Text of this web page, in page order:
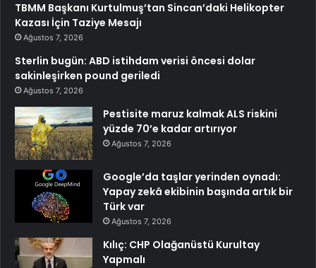
TBMM Başkanı Kurtulmuş’tan Sincan’daki Helikopter
Kazası İçin Taziye Mesajı
Ağustos 7, 2026
Sterlin bugün: ABD istihdam verisi öncesi dolar
sakinleşirken pound geriledi
Ağustos 7, 2026
Pestisite maruz kalmak ALS riskini
yüzde 70’e kadar artırıyor
Ağustos 7, 2026
Google’da taşlar yerinden oynadı:
Yapay zekâ ekibinin başında artık bir
Türk var
Ağustos 7, 2026
Kılıç: CHP Olağanüstü Kurultay
Yapmalı